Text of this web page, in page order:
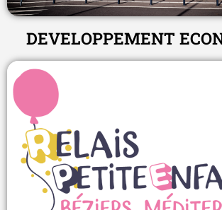
DEVELOPPEMENT